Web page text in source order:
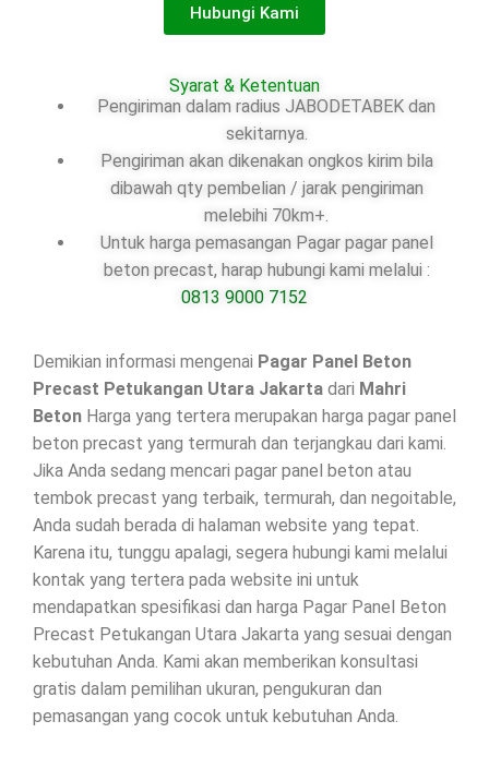
Hubungi Kami
Syarat & Ketentuan
Pengiriman dalam radius JABODETABEK dan
sekitarnya.
Pengiriman akan dikenakan ongkos kirim bila
dibawah qty pembelian / jarak pengiriman
melebihi 70km+.
Untuk harga pemasangan Pagar pagar panel
beton precast, harap hubungi kami melalui :
0813 9000 7152
Demikian informasi mengenai Pagar Panel Beton
Precast Petukangan Utara Jakarta dari Mahri
Beton Harga yang tertera merupakan harga pagar panel
beton precast yang termurah dan terjangkau dari kami.
Jika Anda sedang mencari pagar panel beton atau
tembok precast yang terbaik, termurah, dan negoitable,
Anda sudah berada di halaman website yang tepat.
Karena itu, tunggu apalagi, segera hubungi kami melalui
kontak yang tertera pada website ini untuk
mendapatkan spesifikasi dan harga Pagar Panel Beton
Precast Petukangan Utara Jakarta yang sesuai dengan
kebutuhan Anda. Kami akan memberikan konsultasi
gratis dalam pemilihan ukuran, pengukuran dan
pemasangan yang cocok untuk kebutuhan Anda.